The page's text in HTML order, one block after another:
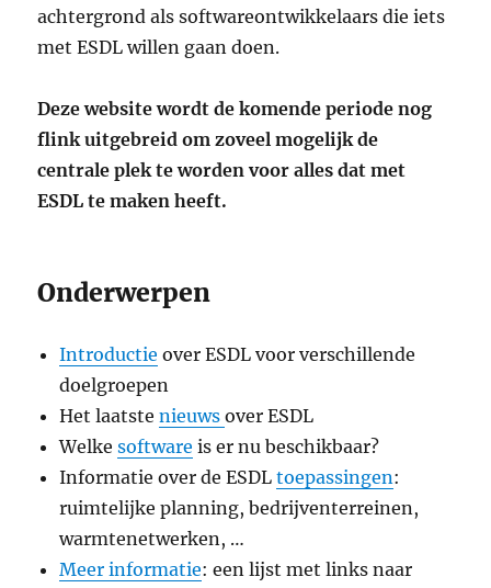
achtergrond als softwareontwikkelaars die iets
met ESDL willen gaan doen.
Deze website wordt de komende periode nog
flink uitgebreid om zoveel mogelijk de
centrale plek te worden voor alles dat met
ESDL te maken heeft.
Onderwerpen
Introductie over ESDL voor verschillende
doelgroepen
Het laatstenieuwsover ESDL
Welkesoftware is er nu beschikbaar?
Informatie over de ESDLtoepassingen:
ruimtelijke planning, bedrijventerreinen,
warmtenetwerken, …
Meer informatie: een lijst met links naar